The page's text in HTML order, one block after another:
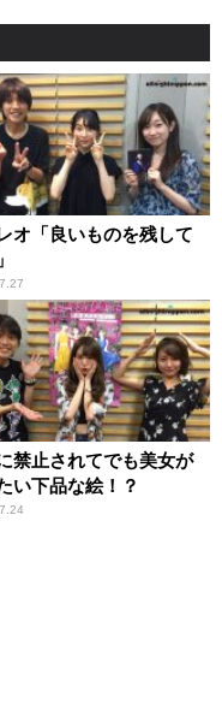
オ「良いものを残して
禁止されてでも美女が
い下品な絵！？